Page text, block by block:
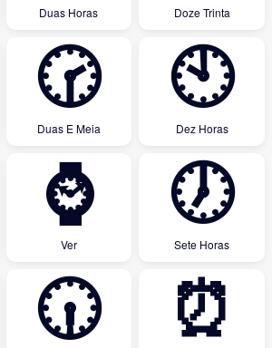
Duas Horas Doze Trinta
🕝
Duas E Meia
🕙
Dez Horas
⌚
Ver
🕖
Sete Horas
🕡 ⏰